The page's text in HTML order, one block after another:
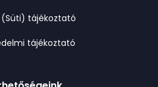
(Süti) tájékoztató
tájékoztató